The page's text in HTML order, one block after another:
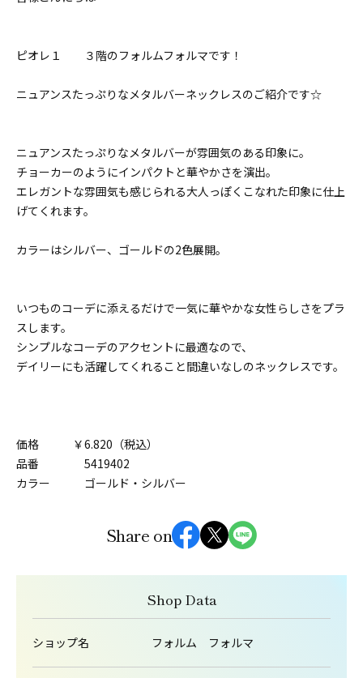
ピオレ１ ３階のフォルムフォルマです！
ニュアンスたっぷりなメタルバーネックレスのご紹介です☆
ニュアンスたっぷりなメタルバーが雰囲気のある印象に。
チョーカーのようにインパクトと華やかさを演出。
エレガントな雰囲気も感じられる大人っぽくこなれた印象に仕上
げてくれます。
カラーはシルバー、ゴールドの2色展開。
いつものコーデに添えるだけで一気に華やかな女性らしさをプラ
スします。
シンプルなコーデのアクセントに最適なので、
デイリーにも活躍してくれること間違いなしのネックレスです。
価格 ￥6.820（税込）
品番 5419402
カラー ゴールド・シルバー
Share on
Shop Data
ショップ名 フォルム フォルマ